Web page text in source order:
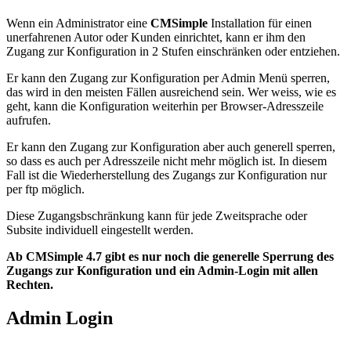
Wenn ein Administrator eine CMSimple Installation für einen
unerfahrenen Autor oder Kunden einrichtet, kann er ihm den
Zugang zur Konfiguration in 2 Stufen einschränken oder entziehen.
Er kann den Zugang zur Konfiguration per Admin Menü sperren,
das wird in den meisten Fällen ausreichend sein. Wer weiss, wie es
geht, kann die Konfiguration weiterhin per Browser-Adresszeile
aufrufen.
Er kann den Zugang zur Konfiguration aber auch generell sperren,
so dass es auch per Adresszeile nicht mehr möglich ist. In diesem
Fall ist die Wiederherstellung des Zugangs zur Konfiguration nur
per ftp möglich.
Diese Zugangsbschränkung kann für jede Zweitsprache oder
Subsite individuell eingestellt werden.
Ab CMSimple 4.7 gibt es nur noch die generelle Sperrung des
Zugangs zur Konfiguration und ein Admin-Login mit allen
Rechten.
Admin Login